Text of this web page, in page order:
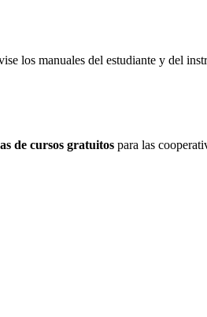
los manuales del estudiante y del
de cursos gratuitos para las